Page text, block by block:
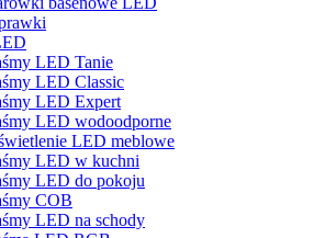
LED Tanie
LED Classic
LED Expert
LED wodoodporne
LED meblowe
LED w kuchni
LED do pokoju
COB
LED na schody